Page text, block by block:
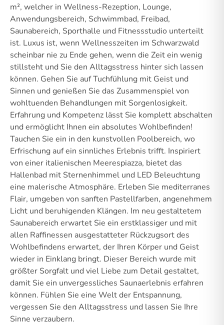
m², welcher in Wellness-Rezeption, Lounge,
Anwendungsbereich, Schwimmbad, Freibad,
Saunabereich, Sporthalle und Fitnessstudio unterteilt
ist. Luxus ist, wenn Wellnesszeiten im Schwarzwald
scheinbar nie zu Ende gehen, wenn die Zeit ein wenig
stillsteht und Sie den Alltagsstress hinter sich lassen
können. Gehen Sie auf Tuchfühlung mit Geist und
Sinnen und genießen Sie das Zusammenspiel von
wohltuenden Behandlungen mit Sorgenlosigkeit.
Erfahrung und Kompetenz lässt Sie komplett abschalten
und ermöglicht Ihnen ein absolutes Wohlbefinden!
Tauchen Sie ein in den kunstvollen Poolbereich, wo
Erfrischung auf ein sinnliches Erlebnis trifft. Inspiriert
von einer italienischen Meerespiazza, bietet das
Hallenbad mit Sternenhimmel und LED Beleuchtung
eine malerische Atmosphäre. Erleben Sie mediterranes
Flair, umgeben von sanften Pastellfarben, angenehmem
Licht und beruhigenden Klängen. Im neu gestaltetem
Saunabereich erwartet Sie ein erstklassiger und mit
allen Raffinessen ausgestatteter Rückzugsort des
Wohlbefindens erwartet, der Ihren Körper und Geist
wieder in Einklang bringt. Dieser Bereich wurde mit
größter Sorgfalt und viel Liebe zum Detail gestaltet,
damit Sie ein unvergessliches Saunaerlebnis erfahren
können. Fühlen Sie eine Welt der Entspannung,
vergessen Sie den Alltagsstress und lassen Sie Ihre
Sinne verzaubern.